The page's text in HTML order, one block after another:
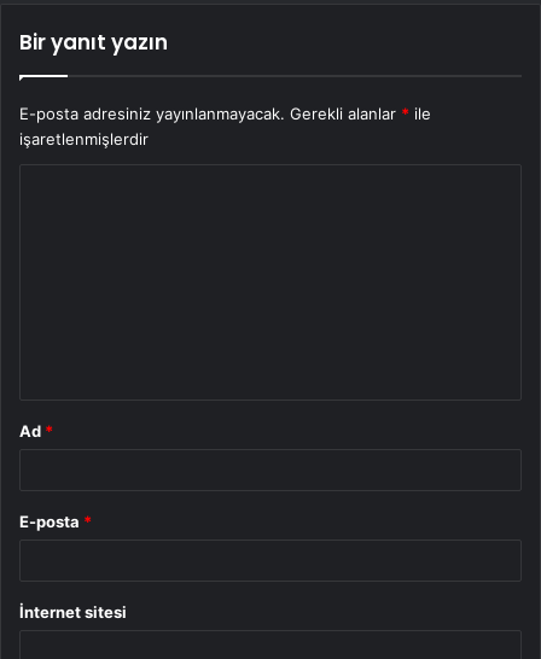
Bir yanıt yazın
E-posta adresiniz yayınlanmayacak. Gerekli alanlar * ile
işaretlenmişlerdir
Ad *
E-posta *
İnternet sitesi